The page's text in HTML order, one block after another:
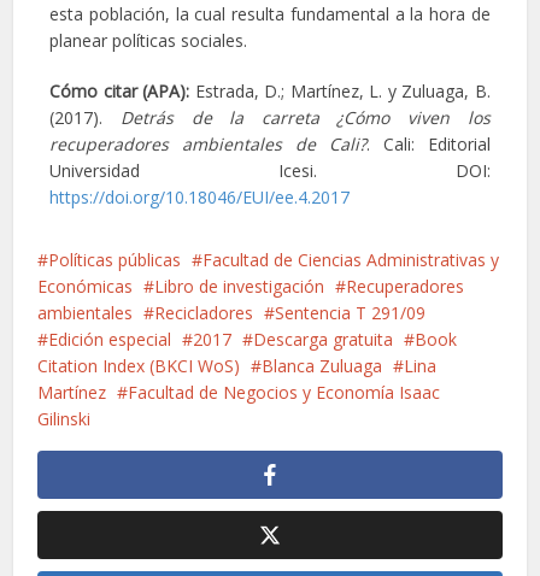
esta población, la cual resulta fundamental a la hora de
planear políticas sociales.
Cómo citar (APA): Estrada, D.; Martínez, L. y Zuluaga, B.
(2017). Detrás de la carreta ¿Cómo viven los
recuperadores ambientales de Cali?. Cali: Editorial
Universidad Icesi. DOI:
https://doi.org/10.18046/EUI/ee.4.2017
Políticas públicas
Facultad de Ciencias Administrativas y
Económicas
Libro de investigación
Recuperadores
ambientales
Recicladores
Sentencia T 291/09
Edición especial
2017 Descarga gratuita
Book
Citation Index (BKCI WoS)
Blanca Zuluaga
Lina
Martínez
Facultad de Negocios y Economía Isaac
Gilinski